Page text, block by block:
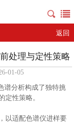
返回
处理与定性策略
01-05
分析构成了独特挑
定性策略。
适配色谱仪进样要